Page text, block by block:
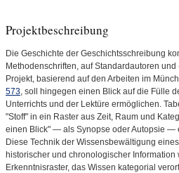
Projektbeschreibung
Die Geschichte der Geschichtsschreibung
Methodenschriften, auf Standardautoren
Projekt, basierend auf den Arbeiten im
573, soll hingegen einen Blick auf die Fülle
Unterrichts und der Lektüre ermöglichen.
"Stoff" in ein Raster aus Zeit, Raum und
einen Blick" — als Synopse oder Autopsie —
Diese Technik der Wissensbewältigung
historischer und chronologischer Information
Erkenntnisraster, das Wissen kategorial